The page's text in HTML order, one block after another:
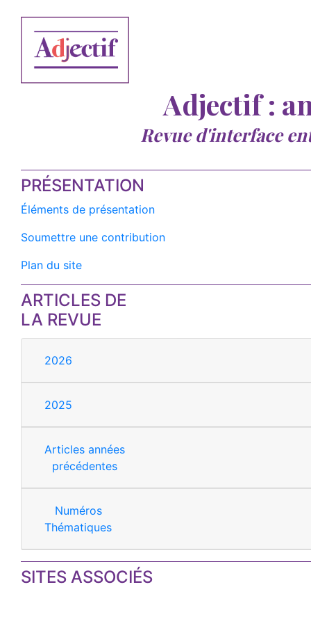
Adjectif :
Revue d'interface
PRÉSENTATION
Éléments de présentation
Soumettre une contribution
Plan du site
ARTICLES DE
LA REVUE
2026
2025
Articles années
précédentes
Numéros
Thématiques
SITES ASSOCIÉS